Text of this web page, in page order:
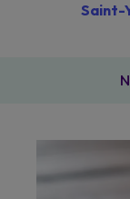
Saint-